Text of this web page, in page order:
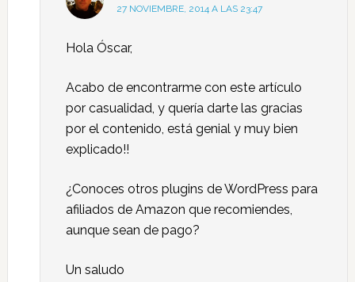
27 NOVIEMBRE, 2014 A LAS 23:47
Hola Óscar,
Acabo de encontrarme con este artículo
por casualidad, y quería darte las gracias
por el contenido, está genial y muy bien
explicado!!
¿Conoces otros plugins de WordPress para
afiliados de Amazon que recomiendes,
aunque sean de pago?
Un saludo